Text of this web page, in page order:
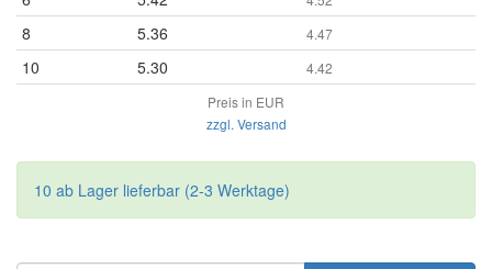
8 5.36 4.47
10 5.30
4.42
Preis in EUR
zzgl. Versand
10 ab Lager lieferbar (2-3 Werktage)